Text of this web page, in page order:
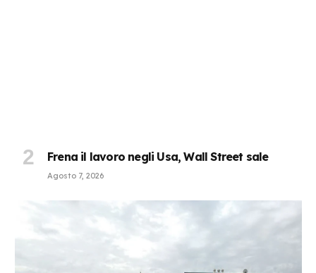
Frena il lavoro negli Usa, Wall Street sale
Agosto 7, 2026